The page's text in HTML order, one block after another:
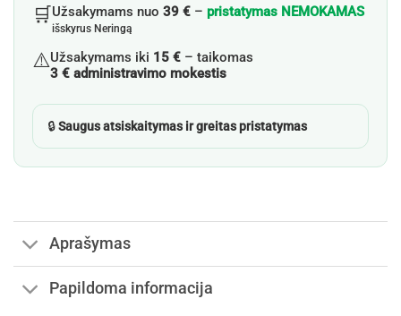
🛒Užsakymams nuo 39 € – pristatymas NEMOKAMAS
išskyrus Neringą
⚠️Užsakymams iki 15 € – taikomas
3 € administravimo mokestis
🔒Saugus atsiskaitymas ir greitas pristatymas
Aprašymas
Papildoma informacija